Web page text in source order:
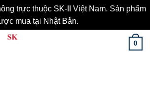
trực thuộc SK-II Việt Nam. Sản phẩm
mua tại Nhật Bản.
0